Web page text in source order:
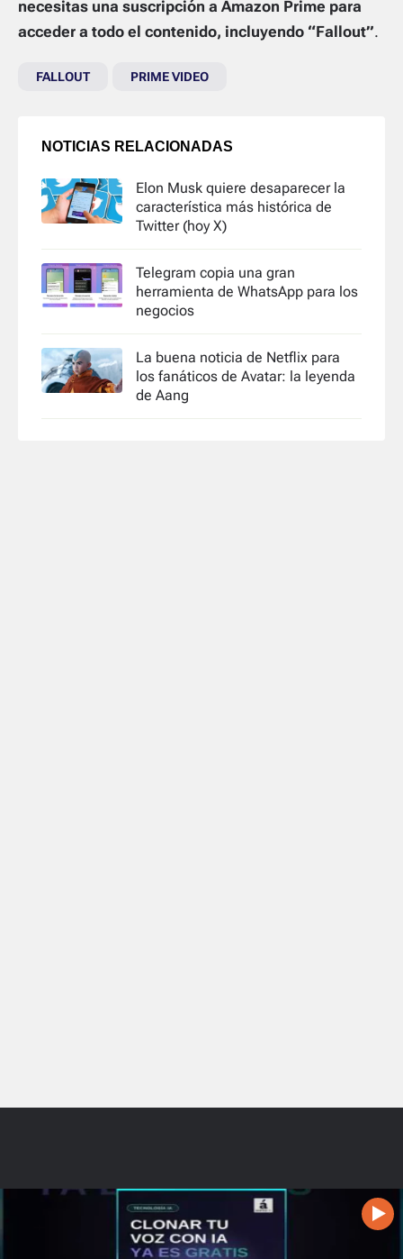
necesitas una suscripción a Amazon Prime para
acceder a todo el contenido, incluyendo “Fallout”.
FALLOUT PRIME VIDEO
NOTICIAS RELACIONADAS
Elon Musk quiere desaparecer la
característica más histórica de
Twitter (hoy X)
Telegram copia una gran
herramienta de WhatsApp para los
negocios
La buena noticia de Netflix para
los fanáticos de Avatar: la leyenda
de Aang